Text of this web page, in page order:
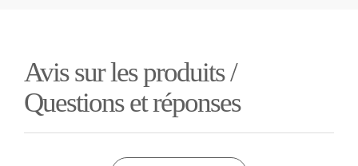
Avis sur les produits /
Questions et réponses